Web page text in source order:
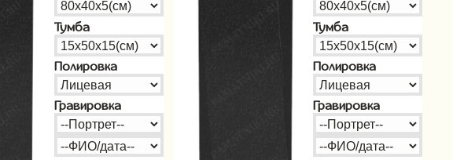
Тумба
Полировка
Гравировка
Тумба
Полировка
Гравировка